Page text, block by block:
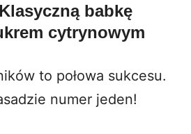
babkę
cytrynowym
to połowa sukcesu.
numer jeden!